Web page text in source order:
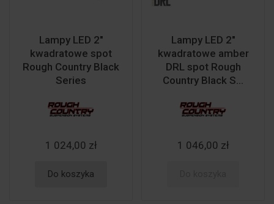
Lampy LED 2"
kwadratowe spot
Rough Country Black
Series
1 024,00 zł
Do koszyka
Lampy LED 2"
kwadratowe amber
DRL spot Rough
Country Black S...
1 046,00 zł